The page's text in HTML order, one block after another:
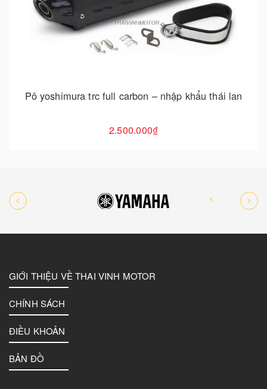
Pô yoshimura trc full carbon – nhập khẩu thái lan
2.500.000₫
Cho vào giỏ hàng
GIỚI THIỆU VỀ THAI VINH MOTOR
CHÍNH SÁCH
ĐIỀU KHOẢN
BẢN ĐỒ